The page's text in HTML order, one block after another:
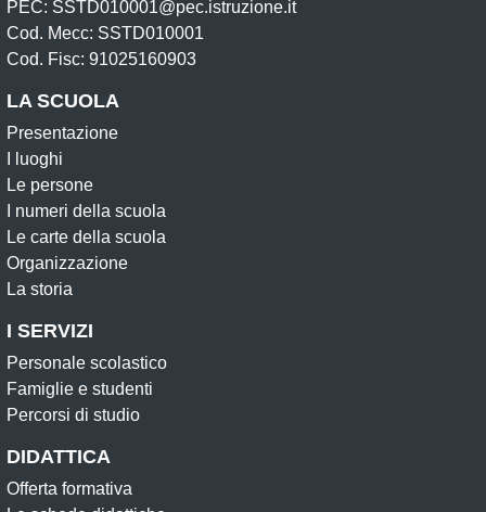
PEC: SSTD010001@pec.istruzione.it
Cod. Mecc: SSTD010001
Cod. Fisc: 91025160903
LA SCUOLA
Presentazione
I luoghi
Le persone
I numeri della scuola
Le carte della scuola
Organizzazione
La storia
I SERVIZI
Personale scolastico
Famiglie e studenti
Percorsi di studio
DIDATTICA
Offerta formativa